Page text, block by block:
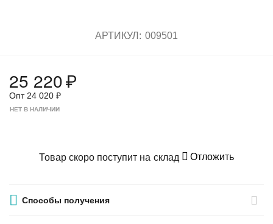
АРТИКУЛ: 009501
25 220₽
Опт 24 020 ₽
НЕТ В НАЛИЧИИ
Товар скоро поступит на склад Отложить
Способы получения